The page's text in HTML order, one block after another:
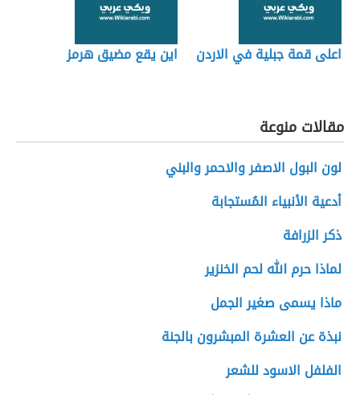
اعلى قمة جبلية في الاردن اين يقع مضيق هرمز
مقالات منوعة
لون البول الاصفر والاحمر والبني
أدعية الأنبياء المُستجابة
ذكر الزرافة
لماذا حرم الله لحم الخنزير
ماذا يسمى صغير الجمل
نبذة عن العشرة المبشرون بالجنة
الفلفل الاسود للشعر